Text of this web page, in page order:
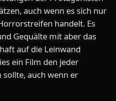
auch wenn es sich nur
handelt. Es
Gequälte mit aber das
auf die Leinwand
ein Film den jeder
auch wenn er